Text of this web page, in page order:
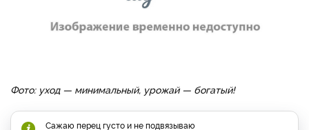
Фото: уход — минимальный, урожай — богатый!
Сажаю перец густо и не подвязываю